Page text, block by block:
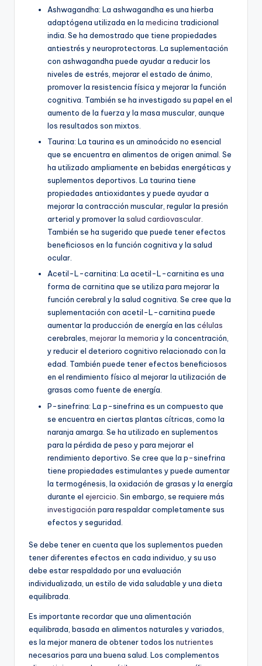
Ashwagandha: La ashwagandha es una hierba
adaptógena utilizada en la medicina tradicional
india. Se ha demostrado que tiene propiedades
antiestrés y neuroprotectoras. La suplementación
con ashwagandha puede ayudar a reducir los
niveles de estrés, mejorar el estado de ánimo,
promover la resistencia física y mejorar la función
cognitiva. También se ha investigado su papel en el
aumento de la fuerza y la masa muscular, aunque
los resultados son mixtos.
Taurina: La taurina es un aminoácido no esencial
que se encuentra en alimentos de origen animal. Se
ha utilizado ampliamente en bebidas energéticas y
suplementos deportivos. La taurina tiene
propiedades antioxidantes y puede ayudar a
mejorar la contracción muscular, regular la presión
arterial y promover la salud cardiovascular.
También se ha sugerido que puede tener efectos
beneficiosos en la función cognitiva y la salud
ocular.
Acetil-L-carnitina: La acetil-L-carnitina es una
forma de carnitina que se utiliza para mejorar la
función cerebral y la salud cognitiva. Se cree que la
suplementación con acetil-L-carnitina puede
aumentar la producción de energía en las células
cerebrales, mejorar la memoria y la concentración,
y reducir el deterioro cognitivo relacionado con la
edad. También puede tener efectos beneficiosos
en el rendimiento físico al mejorar la utilización de
grasas como fuente de energía.
P-sinefrina: La p-sinefrina es un compuesto que
se encuentra en ciertas plantas cítricas, como la
naranja amarga. Se ha utilizado en suplementos
para la pérdida de peso y para mejorar el
rendimiento deportivo. Se cree que la p-sinefrina
tiene propiedades estimulantes y puede aumentar
la termogénesis, la oxidación de grasas y la energía
durante el ejercicio . Sin embargo, se requiere más
investigación para respaldar completamente sus
efectos y seguridad.
Se debe tener en cuenta que los suplementos pueden
tener diferentes efectos en cada individuo, y su uso
debe estar respaldado por una evaluación
individualizada, un estilo de vida saludable y una dieta
equilibrada.
Es importante recordar que una alimentación
equilibrada, basada en alimentos naturales y variados,
es la mejor manera de obtener todos los nutrientes
necesarios para una buena salud. Los complementos